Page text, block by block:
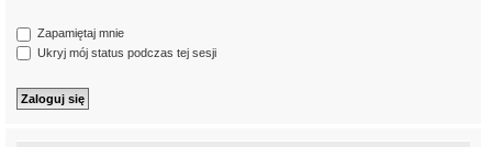
Zapamiętaj mnie
Ukryj mój status podczas tej sesji